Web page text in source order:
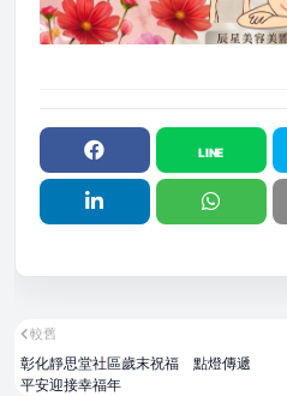
較舊
彰化靜思堂社區歲末祝福 點燈傳遞
平安迎接幸福年